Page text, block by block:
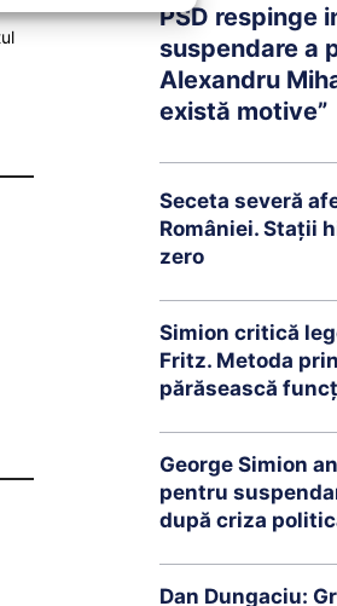
PSD respinge
suspendare a
Alexandru
există motive”
Seceta severă
României. Stații
zero
Simion critică
Fritz. Metoda
părăsească
George Simion
pentru
după criza
Dan Dungaciu: